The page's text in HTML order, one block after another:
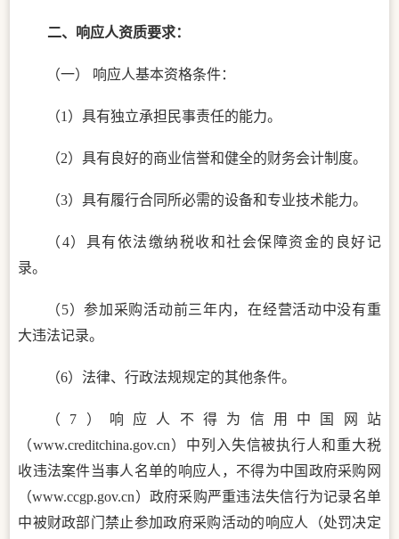
二、 响应人资质要求：
（一） 响应人基本资格条件：
（1）具有独立承担民事责任的能力。
（2）具有良好的商业信誉和健全的财务会计制度。
（3）具有履行合同所必需的设备和专业技术能力。
（4） 具有依法缴纳税收和社会保 障资金的良好记
录。
（5）参加采购活动前三年内，在经营活动中没有重
大违法记录。
（6）法律、行政法规规定的其他条件。
（ 7）响应人不得为信用中国网站
（www.creditchina.gov.cn）中列入失信被执行人和重大税
收违法案件当事人名单的响应人，不得为中国政府采购网
（www.ccgp.gov.cn）政府采购严重违法失信行为记录名单
中被财政部门禁止参加政府采购活动的响应人（处罚决定